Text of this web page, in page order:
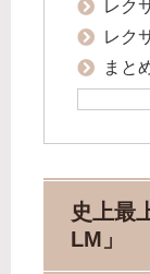
レク
レク
まと
史上最
LM」